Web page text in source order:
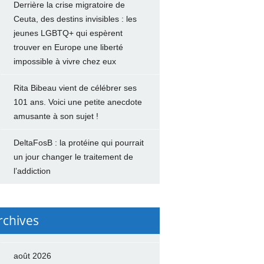
Derrière la crise migratoire de
Ceuta, des destins invisibles : les
jeunes LGBTQ+ qui espèrent
trouver en Europe une liberté
impossible à vivre chez eux
Rita Bibeau vient de célébrer ses
101 ans. Voici une petite anecdote
amusante à son sujet !
DeltaFosB : la protéine qui pourrait
un jour changer le traitement de
l’addiction
août 2026